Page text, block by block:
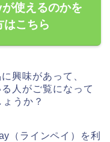
使えるのかを
はこちら
興味があって、
人がご覧になって
うか？
（ラインペイ）を利